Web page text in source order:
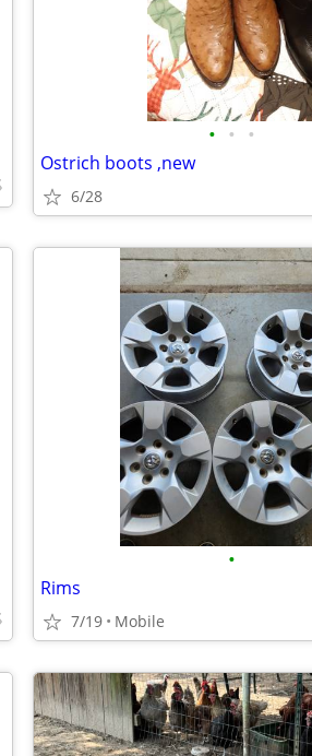
• • •
Ostrich boots ,new
6/28
•
Rims
7/19 Mobile